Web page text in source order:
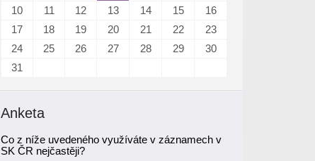
10
11 12 13 14 15
16
17
18 19 20 21 22
23
24
25 26 27 28 29
30
31
Anketa
Co z níže uvedeného využíváte v záznamech v
SK ČR nejčastěji?